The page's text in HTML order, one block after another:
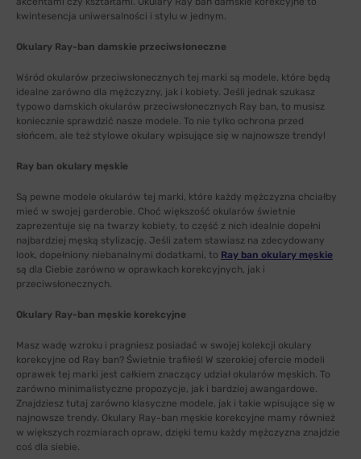
kwintesencja uniwersalności i stylu w jednym.
Okulary Ray-ban damskie przeciwsłoneczne
Wśród okularów przeciwsłonecznych tej marki są modele, które będą
idealne zarówno dla mężczyzny, jak i kobiety. Jeśli jednak szukasz
typowo damskich okularów przeciwsłonecznych Ray ban, to musisz
koniecznie sprawdzić nasze modele. To nie tylko ochrona przed
słońcem, ale też stylowe okulary wpisujące się w najnowsze trendy!
Ray ban okulary męskie
Są pewne modele okularów tej marki, które każdy mężczyzna chciałby
mieć w swojej garderobie. Choć większość okularów świetnie
zaprezentuje się na twarzy kobiety, to część z nich idealnie dopełni
najbardziej męską stylizację. Jeśli zatem stawiasz na zdecydowany
look, dopełniony niebanalnymi dodatkami, to Ray ban okulary męskie
są dla Ciebie zarówno w oprawkach korekcyjnych, jak i
przeciwsłonecznych.
Okulary Ray-ban męskie korekcyjne
Masz wadę wzroku i pragniesz posiadać w swojej kolekcji okulary
korekcyjne od Ray ban? Świetnie trafiłeś! W szerokiej ofercie modeli
oprawek tej marki jest całkiem znaczący udział okularów męskich. To
zarówno minimalistyczne propozycje, jak i bardziej awangardowe.
Znajdziesz tutaj zarówno klasyczne modele, jak i takie wpisujące się w
najnowsze trendy. Okulary Ray-ban męskie korekcyjne mamy również
w większych rozmiarach opraw, dzięki temu każdy mężczyzna znajdzie
coś dla siebie.